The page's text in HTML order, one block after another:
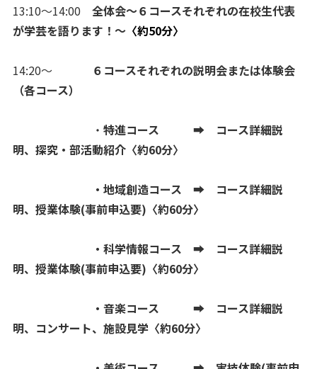
13:10～14:00 全体会～６コースそれぞれの在校生代表
が学芸を語ります！～〈約50分〉
14:20～
６コースそれぞれの説明会または体験会
（各コース）
・ 特進コース ➡ コース詳細説
明、 探究・部活動紹介〈約60分〉
・地域創造コース ➡ コース詳細説
明、授業体験(事前申込要)〈約60分〉
・科学情報コース ➡ コース詳細説
明、授業体験(事前申込要)〈約60分〉
・音楽コース ➡ コース詳細説
明、コンサート、施設見学〈約60分〉